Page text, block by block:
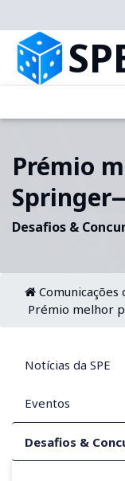
Prémio
Desafios &
Comunicações
Prémio melhor
Notícias da SPE
Eventos
Desafios &